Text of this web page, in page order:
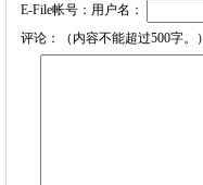
E-File帐号：用户名：
评论：（内容不能超过500字。）